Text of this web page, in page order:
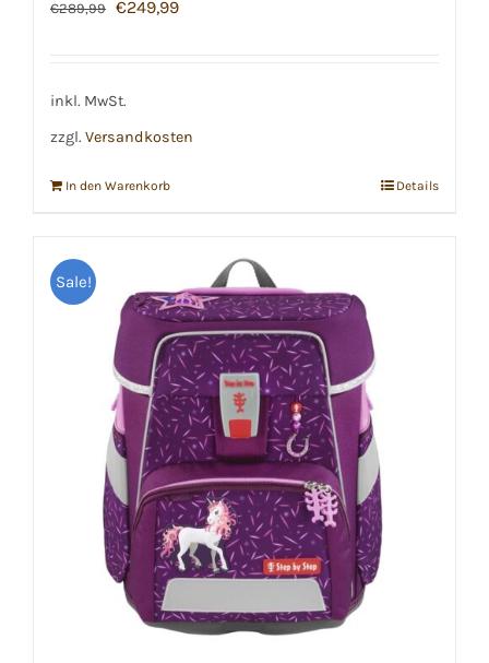
€289,99 Ursprünglicher
€289,99
€249,99Aktueller
inkl. MwSt.
zzgl. Versandkosten
In den Warenkorb Details
Sale!